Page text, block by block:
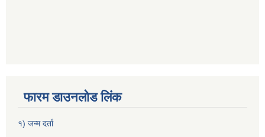
फारम डाउनलोड लिंक
१) जन्म दर्ता